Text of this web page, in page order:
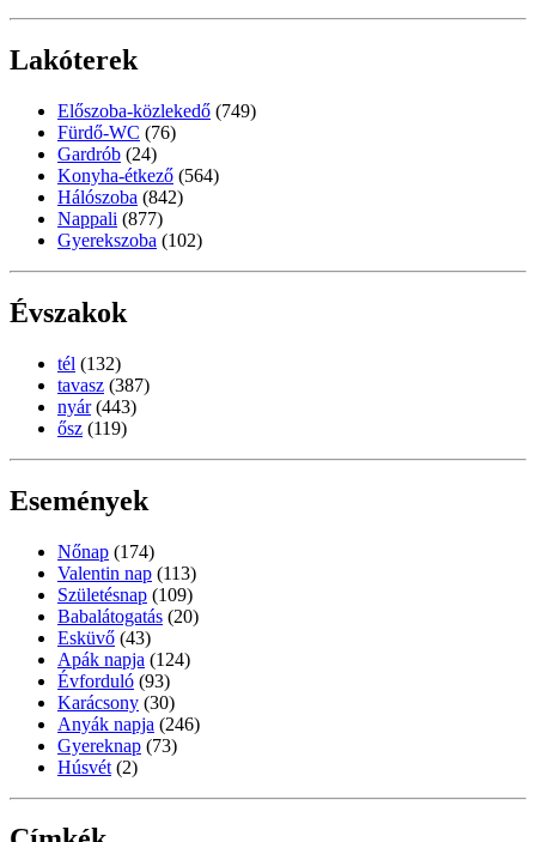
Lakóterek
Előszoba-közlekedő (749)
Fürdő-WC (76)
Gardrób (24)
Konyha-étkező (564)
Hálószoba (842)
Nappali (877)
Gyerekszoba (102)
Évszakok
tél (132)
tavasz (387)
nyár (443)
ősz (119)
Események
Nőnap (174)
Valentin nap (113)
Születésnap (109)
Babalátogatás (20)
Esküvő (43)
Apák napja (124)
Évforduló (93)
Karácsony (30)
Anyák napja (246)
Gyereknap (73)
Húsvét (2)